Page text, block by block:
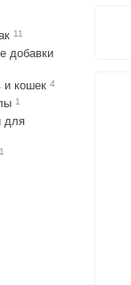
11
добавки
и кошек 4
1
для
1